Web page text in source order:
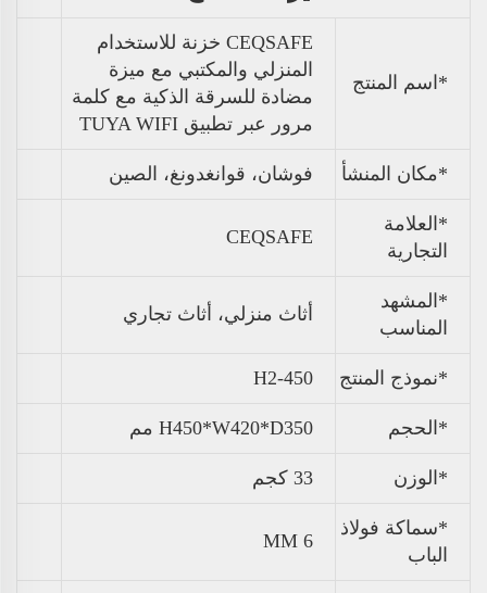
*اسم المنتج
CEQSAFE خزنة للاستخدام
المنزلي والمكتبي مع ميزة
مضادة للسرقة الذكية مع كلمة
مرور عبر تطبيق TUYA WIFI
*مكان المنشأ فوشان، قوانغدونغ، الصين
*العلامة
التجارية
CEQSAFE
*المشهد
المناسب
أثاث منزلي، أثاث تجاري
*نموذج المنتج H2-450
*الحجم H450*W420*D350 مم
* الوزن 33 كجم
*سماكة فولاذ
الباب
6 MM